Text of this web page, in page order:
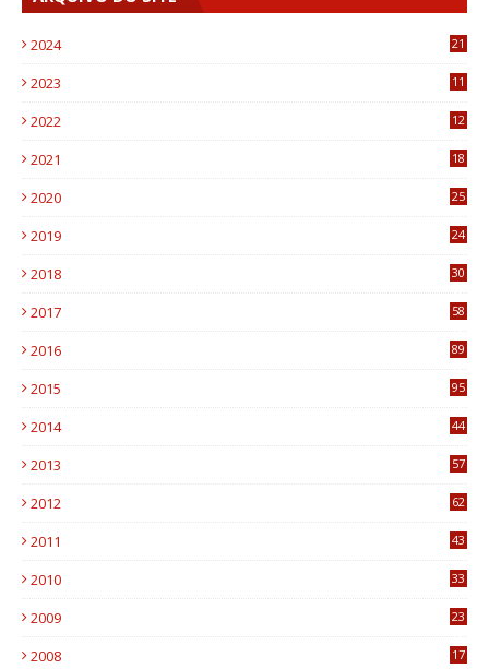
2024 21
2023
11
2022
12
2021
18
2020
25
2019
24
2018
30
2017
58
2016
89
2015
95
2014
44
2013
57
2012
62
2011
43
2010
33
2009
23
2008
17